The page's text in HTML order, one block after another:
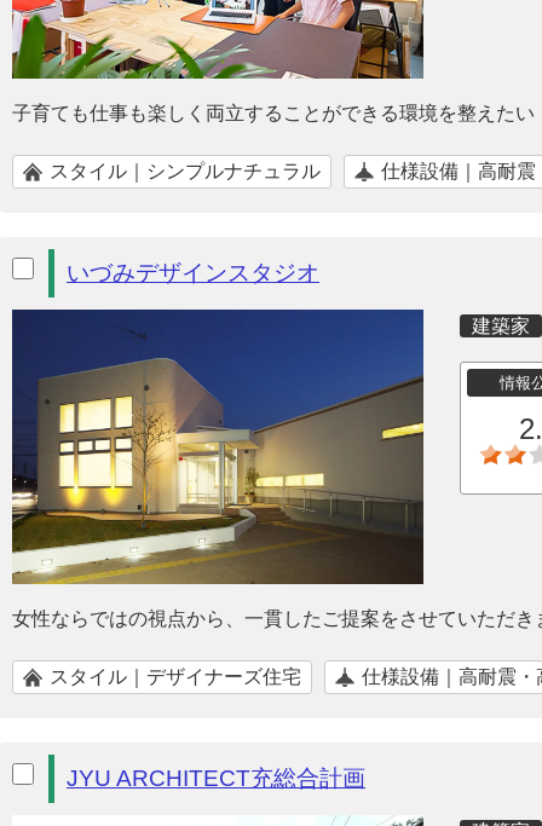
子育ても仕事も楽しく両立することができる環境を整えたい
スタイル｜シンプルナチュラル 仕様設備｜高耐震
いづみデザインスタジオ
建築家
情報
女性ならではの視点から、一貫したご提案をさせていただき
スタイル｜デザイナーズ住宅 仕様設備｜高耐震・
JYU ARCHITECT充総合計画